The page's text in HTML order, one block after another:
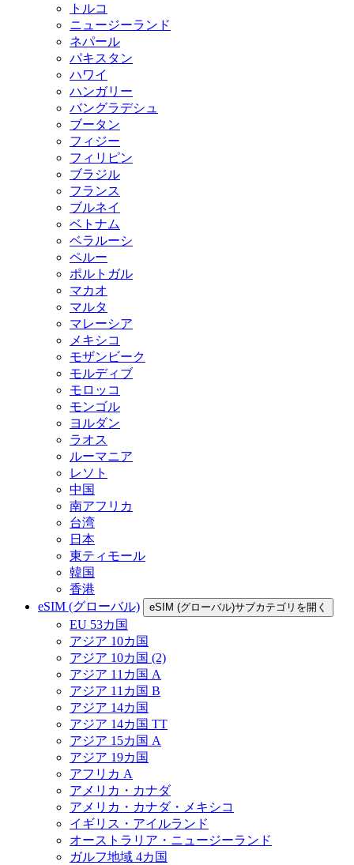
トルコ
ニュージーランド
ネパール
パキスタン
ハワイ
ハンガリー
バングラデシュ
ブータン
フィジー
フィリピン
ブラジル
フランス
ブルネイ
ベトナム
ベラルーシ
ペルー
ポルトガル
マカオ
マルタ
マレーシア
メキシコ
モザンビーク
モルディブ
モロッコ
モンゴル
ヨルダン
ラオス
ルーマニア
レソト
中国
南アフリカ
台湾
日本
東ティモール
韓国
香港
eSIM (グローバル)
eSIM (グローバル)サブカテゴリを開く
EU 53カ国
アジア 10カ国
アジア 10カ国 (2)
アジア 11カ国 A
アジア 11カ国 B
アジア 14カ国
アジア 14カ国 TT
アジア 15カ国 A
アジア 19カ国
アフリカ A
アメリカ・カナダ
アメリカ・カナダ・メキシコ
イギリス・アイルランド
オーストラリア・ニュージーランド
ガルフ地域 4カ国